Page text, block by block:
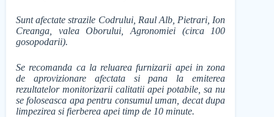
Sunt afectate strazile Codrului, Raul Alb, Pietrari, Ion
Creanga, valea Oborului, Agronomiei (circa 100
gosopodarii).
Se recomanda ca la reluarea furnizarii apei in zona
de aprovizionare afectata si pana la emiterea
rezultatelor monitorizarii calitatii apei potabile, sa nu
se foloseasca apa pentru consumul uman, decat dupa
limpezirea si fierberea apei timp de 10 minute.